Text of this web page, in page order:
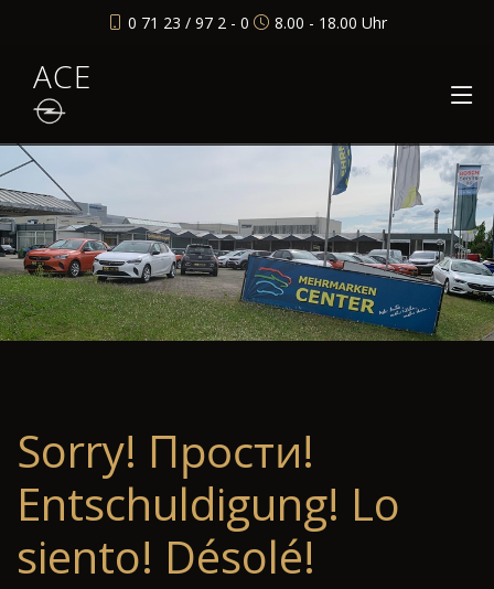
0 71 23 / 97 2 - 0 8.00 - 18.00 Uhr
ACE
Sorry! Прости!
Entschuldigung! Lo
siento! Désolé!